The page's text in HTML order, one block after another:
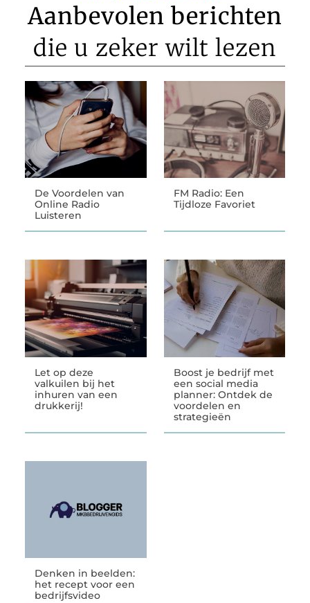
Aanbevolen berichten
die u zeker wilt lezen
De Voordelen van
Online Radio
Luisteren
FM Radio: Een
Tijdloze Favoriet
Let op deze
valkuilen bij het
inhuren van een
drukkerij!
Boost je bedrijf met
een social media
planner: Ontdek de
voordelen en
strategieën
Denken in beelden:
het recept voor een
bedrijfsvideo